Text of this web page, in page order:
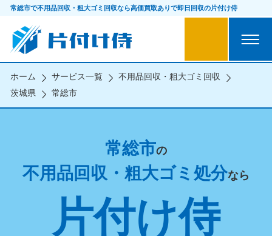
常総市で不用品回収・粗大ゴミ回収なら高価買取ありで即日回収の片付け侍
ホーム サービス一覧
不用品回収・粗大ゴミ回収
茨城県
常総市
常総市の
不用品回収・粗大ゴミ処分なら
片付け侍